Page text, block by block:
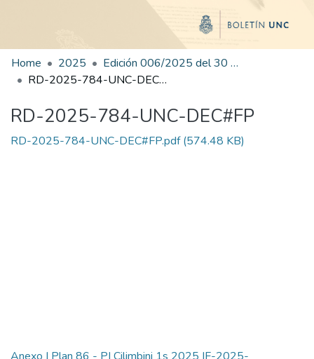
Home 2025
Edición 006/2025 del 30 de junio de 2025
RD-2025-784-UNC-DEC#FP
RD-2025-784-UNC-DEC#FP
RD-2025-784-UNC-DEC#FP.pdf(574.48 KB)